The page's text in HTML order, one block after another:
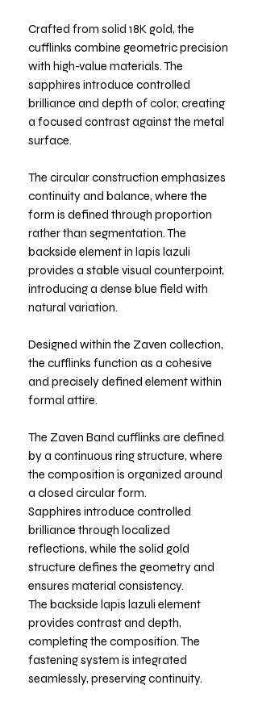
Crafted from solid 18K gold, the
cufflinks combine geometric precision
with high-value materials. The
sapphires introduce controlled
brilliance and depth of color, creating
a focused contrast against the metal
surface.
The circular construction emphasizes
continuity and balance, where the
form is defined through proportion
rather than segmentation. The
backside element in lapis lazuli
provides a stable visual counterpoint,
introducing a dense blue field with
natural variation.
Designed within the Zaven collection,
the cufflinks function as a cohesive
and precisely defined element within
formal attire.
The Zaven Band cufflinks are defined
by a continuous ring structure, where
the composition is organized around
a closed circular form.
Sapphires introduce controlled
brilliance through localized
reflections, while the solid gold
structure defines the geometry and
ensures material consistency.
The backside lapis lazuli element
provides contrast and depth,
completing the composition. The
fastening system is integrated
seamlessly, preserving continuity.